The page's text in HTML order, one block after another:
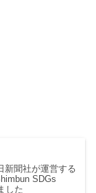
新聞社が運営する
SDGs
した